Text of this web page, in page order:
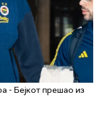
- Бејкот прешао из